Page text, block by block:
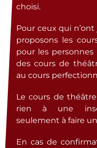
choisi.
Pour ceux qui
proposons les
pour les
des cours de
au cours
Le cours de
rien à une
seulement à faire
En cas de